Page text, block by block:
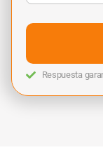
Respuesta